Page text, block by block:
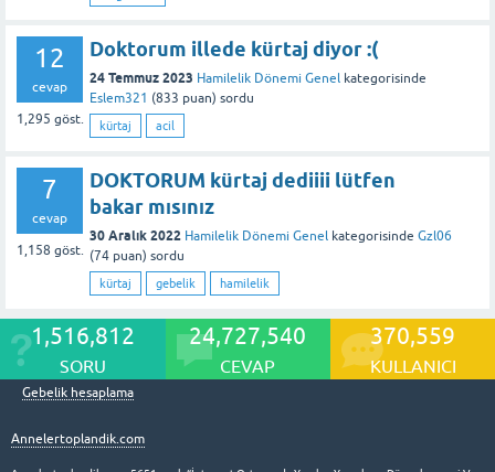
12
cevap
1,295 göst.
Doktorum illede kürtaj diyor :(
24 Temmuz 2023 Hamilelik Dönemi Genel kategorisinde
Eslem321 (833 puan) sordu
kürtaj acil
7
cevap
1,158 göst.
DOKTORUM kürtaj dediiii lütfen
bakar mısınız
30 Aralık 2022 Hamilelik Dönemi Genel kategorisinde Gzl06
(74 puan) sordu
kürtaj gebelik hamilelik
1,516,812
SORU
24,727,540
CEVAP
370,559
KULLANICI
Gebelik hesaplama
Annelertoplandik.com